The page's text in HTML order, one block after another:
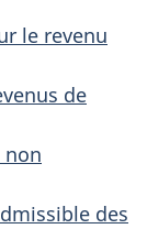
le revenu
de
non
des